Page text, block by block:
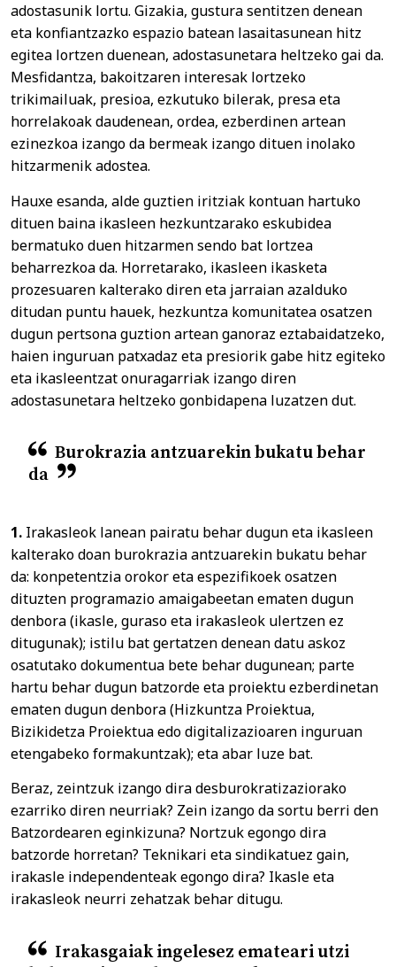
adostasunik lortu. Gizakia, gustura sentitzen denean
eta konfiantzazko espazio batean lasaitasunean hitz
egitea lortzen duenean, adostasunetara heltzeko gai da.
Mesfidantza, bakoitzaren interesak lortzeko
trikimailuak, presioa, ezkutuko bilerak, presa eta
horrelakoak daudenean, ordea, ezberdinen artean
ezinezkoa izango da bermeak izango dituen inolako
hitzarmenik adostea.
Hauxe esanda, alde guztien iritziak kontuan hartuko
dituen baina ikasleen hezkuntzarako eskubidea
bermatuko duen hitzarmen sendo bat lortzea
beharrezkoa da. Horretarako, ikasleen ikasketa
prozesuaren kalterako diren eta jarraian azalduko
ditudan puntu hauek, hezkuntza komunitatea osatzen
dugun pertsona guztion artean ganoraz eztabaidatzeko,
haien inguruan patxadaz eta presiorik gabe hitz egiteko
eta ikasleentzat onuragarriak izango diren
adostasunetara heltzeko gonbidapena luzatzen dut.
Burokrazia antzuarekin bukatu behar
da
1. Irakasleok lanean pairatu behar dugun eta ikasleen
kalterako doan burokrazia antzuarekin bukatu behar
da: konpetentzia orokor eta espezifikoek osatzen
dituzten programazio amaigabeetan ematen dugun
denbora (ikasle, guraso eta irakasleok ulertzen ez
ditugunak); istilu bat gertatzen denean datu askoz
osatutako dokumentua bete behar dugunean; parte
hartu behar dugun batzorde eta proiektu ezberdinetan
ematen dugun denbora (Hizkuntza Proiektua,
Bizikidetza Proiektua edo digitalizazioaren inguruan
etengabeko formakuntzak); eta abar luze bat.
Beraz, zeintzuk izango dira desburokratizaziorako
ezarriko diren neurriak? Zein izango da sortu berri den
Batzordearen eginkizuna? Nortzuk egongo dira
batzorde horretan? Teknikari eta sindikatuez gain,
irakasle independenteak egongo dira? Ikasle eta
irakasleok neurri zehatzak behar ditugu.
Irakasgaiak ingelesez emateari utzi